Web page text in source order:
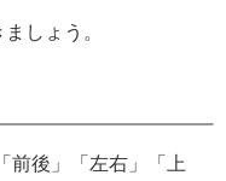
しょう。
前後」「左右」「上